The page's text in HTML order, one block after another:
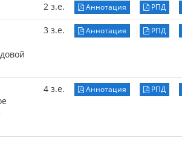
2 з.е. Аннотация РПД
3 з.е. Аннотация РПД
4 з.е. Аннотация РПД